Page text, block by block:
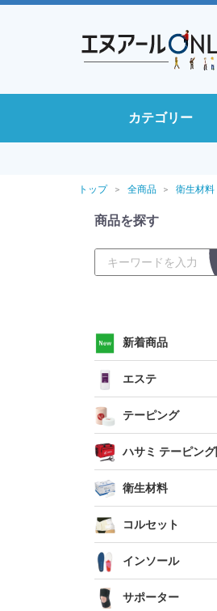
カテゴリー
トップ 全商品 衛生材料
商品を探す
新着商品
エステ
テーピング
ハサミ テーピン
衛生材料
コルセット
インソール
サポーター